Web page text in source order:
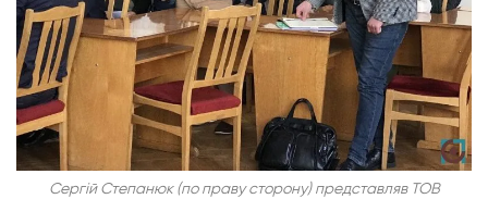
Сергій Степанюк (по праву сторону) представляв ТОВ